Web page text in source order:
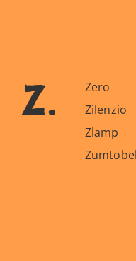
z.
Zero
Zilenzio
Zlamp
Zumtobel